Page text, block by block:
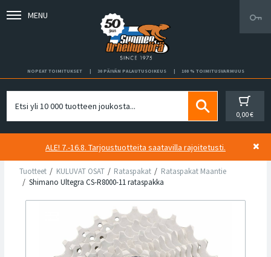
MENU
NOPEAT TOIMITUKSET 30 PÄIVÄN PALAUTUSOIKEUS 100 % TOIMITUSVARMUUS
0,00 €
ALE! 7.-16.8. Tarjoustuotteita saatavilla rajoitetusti.
Tuotteet KULUVAT OSAT Rataspakat
Rataspakat Maantie
Shimano Ultegra CS-R8000-11 rataspakka